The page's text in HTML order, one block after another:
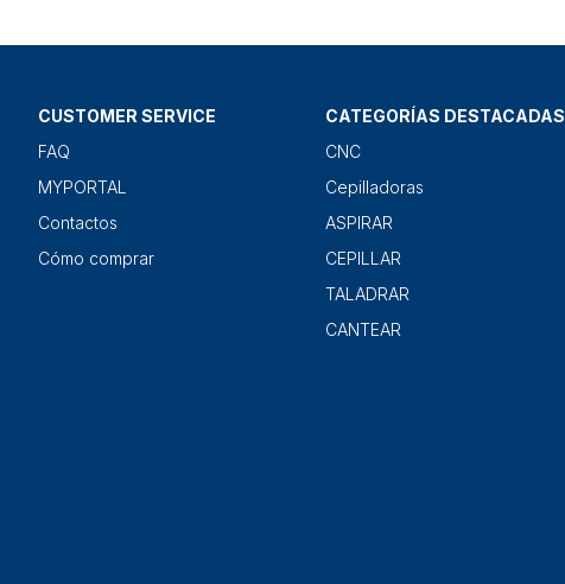
CUSTOMER SERVICE
FAQ
MYPORTAL
Contactos
Cómo comprar
CATEGORÍAS DESTACADAS
CNC
Cepilladoras
ASPIRAR
CEPILLAR
TALADRAR
CANTEAR